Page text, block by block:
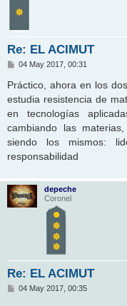
Re: EL ACIMUT
M
n
s
a
e
04 May 2017, 00:31
Práctico, ahora en los
estudia resistencia de
en tecnologías
cambiando las
siendo los mismos:
responsabilidad
depeche
Coronel
Re: EL ACIMUT
M
04 May 2017, 00:35